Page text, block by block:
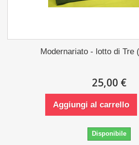
Modernariato - lotto di Tre
25,00 €
Aggiungi al carrello
Disponibile